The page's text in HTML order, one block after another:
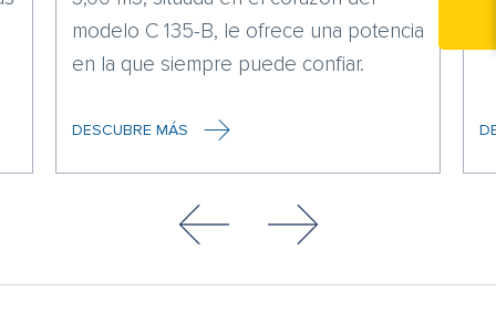
modelo C 135-B, le ofrece una potencia
en la que siempre puede confiar.
DESCUBRE MÁS